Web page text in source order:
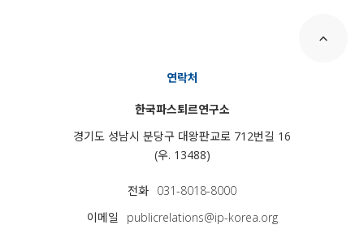
연락처
한국파스퇴르연구소
경기도 성남시 분당구 대왕판교로 712번길 16
(우. 13488)
전화 031-8018-8000
이메일
publicrelations@ip-korea.org